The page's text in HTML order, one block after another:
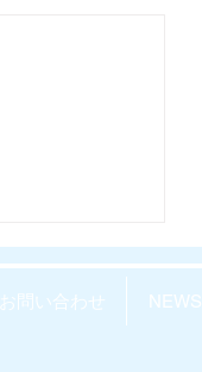
お問い合わせ NEWS